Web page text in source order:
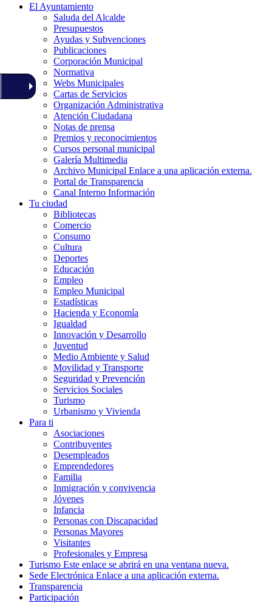
El Ayuntamiento
Saluda del Alcalde
Presupuestos
Ayudas y Subvenciones
Publicaciones
Corporación Municipal
Normativa
Webs Municipales
Cartas de Servicios
Organización Administrativa
Atención Ciudadana
Notas de prensa
Premios y reconocimientos
Cursos personal municipal
Galería Multimedia
Archivo Municipal Enlace a una aplicación externa.
Portal de Transparencia
Canal Interno Información
Tu ciudad
Bibliotecas
Comercio
Consumo
Cultura
Deportes
Educación
Empleo
Empleo Municipal
Estadísticas
Hacienda y Economía
Igualdad
Innovación y Desarrollo
Juventud
Medio Ambiente y Salud
Movilidad y Transporte
Seguridad y Prevención
Servicios Sociales
Turismo
Urbanismo y Vivienda
Para ti
Asociaciones
Contribuyentes
Desempleados
Emprendedores
Familia
Inmigración y convivencia
Jóvenes
Infancia
Personas con Discapacidad
Personas Mayores
Visitantes
Profesionales y Empresa
Turismo Este enlace se abrirá en una ventana nueva.
Sede Electrónica Enlace a una aplicación externa.
Transparencia
Participación